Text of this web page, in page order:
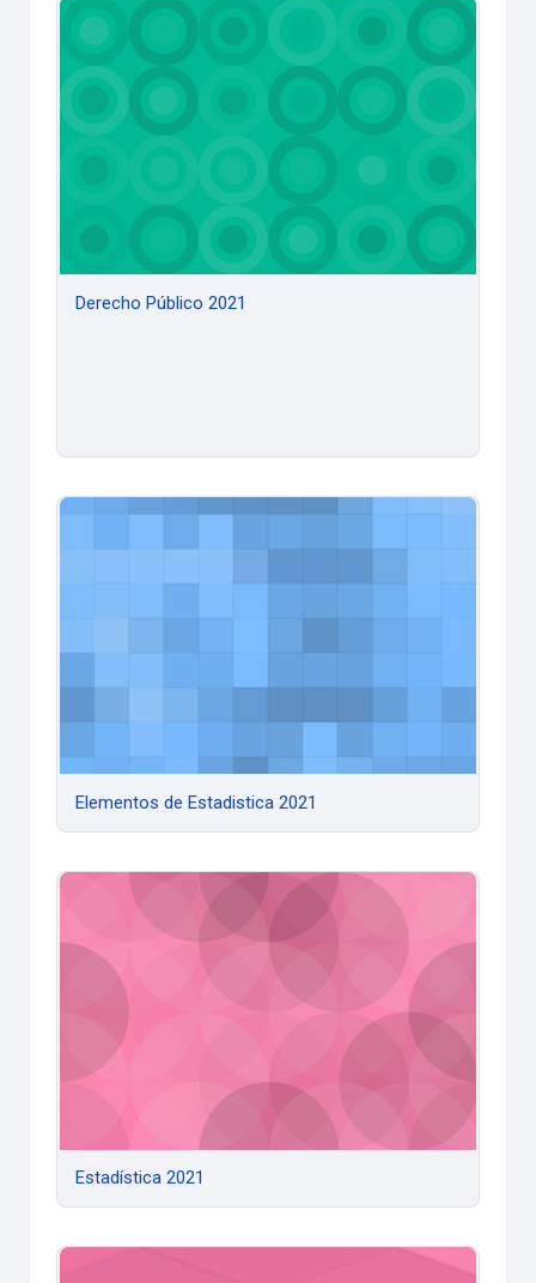
Derecho Público 2021
Derecho Público 2021
Elementos de Estadistica 2021
Elementos de Estadistica 2021
Estadística 2021
Estadística 2021